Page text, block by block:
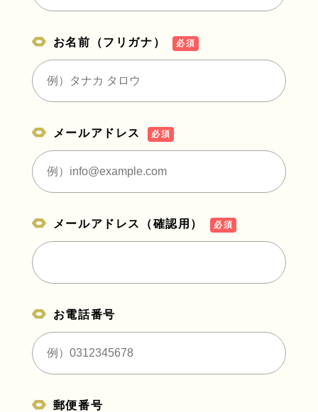
お名前（フリガナ） 必須
メールアドレス 必須
メールアドレス（確認用） 必須
お電話番号
郵便番号